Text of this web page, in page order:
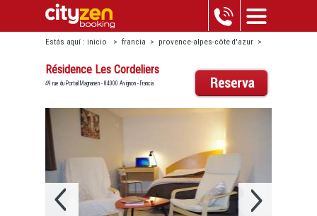
Estás aquí : inicio > francia > provence-alpes-côte d'azur >
avignon résidence les cordeliers
Résidence Les Cordeliers
49 rue du Portail Magnanen - 84000 Avignon - Francia